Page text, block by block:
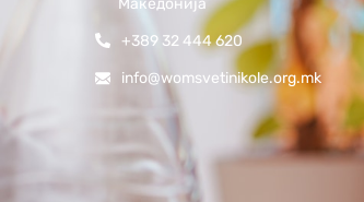
+389 32 444 620
info@womsvetinikole.org.mk